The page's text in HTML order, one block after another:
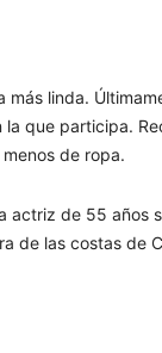
más linda.
que participa.
de ropa.
actriz de 55 años
de las costas de